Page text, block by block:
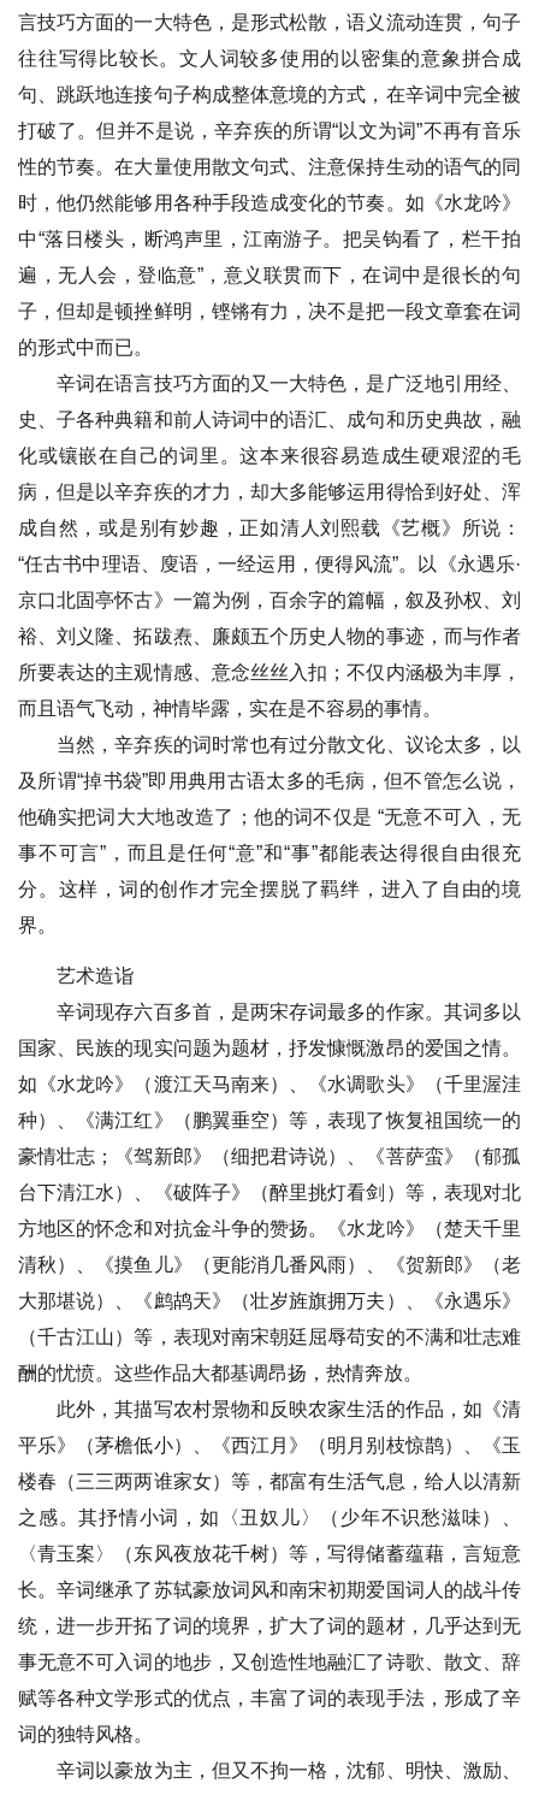
言技巧方面的一大特色，是形式松散，语义流动连贯，句子
往往写得比较长。文人词较多使用的以密集的意象拼合成
句、跳跃地连接句子构成整体意境的方式，在辛词中完全被
打破了。但并不是说，辛弃疾的所谓“以文为词”不再有音乐
性的节奏。在大量使用散文句式、注意保持生动的语气的同
时，他仍然能够用各种手段造成变化的节奏。如《水龙吟》
中“落日楼头，断鸿声里，江南游子。把吴钩看了，栏干拍
遍，无人会，登临意”，意义联贯而下，在词中是很长的句
子，但却是顿挫鲜明，铿锵有力，决不是把一段文章套在词
的形式中而已。
辛词在语言技巧方面的又一大特色，是广泛地引用经、
史、子各种典籍和前人诗词中的语汇、成句和历史典故，融
化或镶嵌在自己的词里。这本来很容易造成生硬艰涩的毛
病，但是以辛弃疾的才力，却大多能够运用得恰到好处、浑
成自然，或是别有妙趣，正如清人刘熙载《艺概》所说：
“任古书中理语、廋语，一经运用，便得风流”。以《永遇乐·
京口北固亭怀古》一篇为例，百余字的篇幅，叙及孙权、刘
裕、刘义隆、拓跋焘、廉颇五个历史人物的事迹，而与作者
所要表达的主观情感、意念丝丝入扣；不仅内涵极为丰厚，
而且语气飞动，神情毕露，实在是不容易的事情。
当然，辛弃疾的词时常也有过分散文化、议论太多，以
及所谓“掉书袋”即用典用古语太多的毛病，但不管怎么说，
他确实把词大大地改造了；他的词不仅是 “无意不可入，无
事不可言”，而且是任何“意”和“事”都能表达得很自由很充
分。这样，词的创作才完全摆脱了羁绊，进入了自由的境
界。
艺术造诣
辛词现存六百多首，是两宋存词最多的作家。其词多以
国家、民族的现实问题为题材，抒发慷慨激昂的爱国之情。
如《水龙吟》（渡江天马南来）、《水调歌头》（千里渥洼
种）、《满江红》（鹏翼垂空）等，表现了恢复祖国统一的
豪情壮志；《驾新郎》（细把君诗说）、《菩萨蛮》（郁孤
台下清江水）、《破阵子》（醉里挑灯看剑）等，表现对北
方地区的怀念和对抗金斗争的赞扬。《水龙吟》（楚天千里
清秋）、《摸鱼儿》（更能消几番风雨）、《贺新郎》（老
大那堪说）、《鹧鸪天》（壮岁旌旗拥万夫）、《永遇乐》
（千古江山）等，表现对南宋朝廷屈辱苟安的不满和壮志难
酬的忧愤。这些作品大都基调昂扬，热情奔放。
此外，其描写农村景物和反映农家生活的作品，如《清
平乐》（茅檐低小）、《西江月》（明月别枝惊鹊）、《玉
楼春（三三两两谁家女）等，都富有生活气息，给人以清新
之感。其抒情小词，如〈丑奴儿〉（少年不识愁滋味）、
〈青玉案〉（东风夜放花千树）等，写得储蓄蕴藉，言短意
长。辛词继承了苏轼豪放词风和南宋初期爱国词人的战斗传
统，进一步开拓了词的境界，扩大了词的题材，几乎达到无
事无意不可入词的地步，又创造性地融汇了诗歌、散文、辞
赋等各种文学形式的优点，丰富了词的表现手法，形成了辛
词的独特风格。
辛词以豪放为主，但又不拘一格，沈郁、明快、激励、